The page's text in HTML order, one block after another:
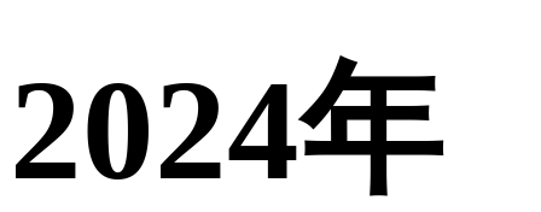
2024年